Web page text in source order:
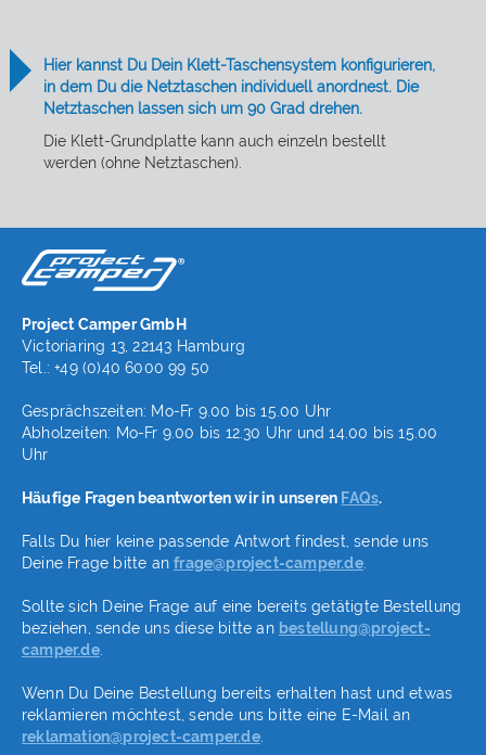
Hier kannst Du Dein Klett-Taschensystem konfigurieren,
in dem Du die Netztaschen individuell anordnest. Die
Netztaschen lassen sich um 90 Grad drehen.
Die Klett-Grundplatte kann auch einzeln bestellt
werden (ohne Netztaschen).
Project Camper GmbH
Victoriaring 13, 22143 Hamburg
Tel.: +49 (0)40 6000 99 50
Gesprächszeiten: Mo-Fr 9.00 bis 15.00 Uhr
Abholzeiten: Mo-Fr 9.00 bis 12.30 Uhr und 14.00 bis 15.00
Uhr
Häufige Fragen beantworten wir in unseren FAQs.
Falls Du hier keine passende Antwort findest, sende uns
Deine Frage bitte anfrage@project-camper.de.
Sollte sich Deine Frage auf eine bereits getätigte Bestellung
beziehen, sende uns diese bitte an bestellung@project-
camper.de.
Wenn Du Deine Bestellung bereits erhalten hast und etwas
reklamieren möchtest, sende uns bitte eine E-Mail an
reklamation@project-camper.de.